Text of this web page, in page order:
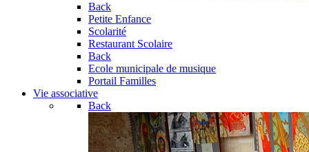
Back
Petite Enfance
Scolarité
Restaurant Scolaire
Back
Ecole municipale de musique
Portail Familles
Vie associative
Back